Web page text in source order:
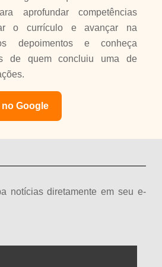
aprofundar competências
o currículo e avançar na
depoimentos e conheça
de quem concluiu uma de
Google
notícias diretamente em seu e-